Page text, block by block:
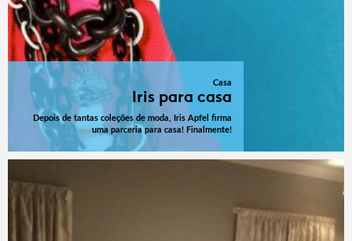
Casa
Iris para casa
Depois de tantas coleções de moda, Iris Apfel firma
uma parceria para casa! Finalmente!